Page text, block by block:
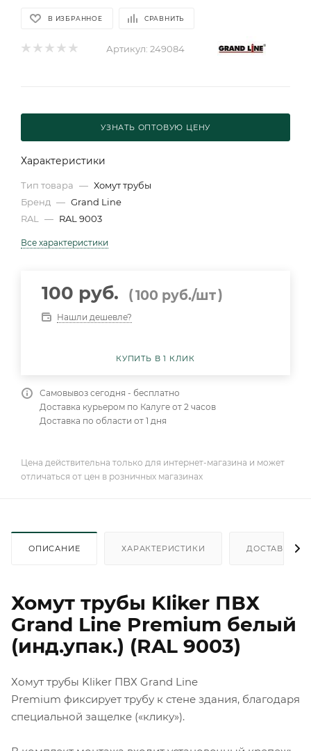
В ИЗБРАННОЕ СРАВНИТЬ
Артикул: 249084
УЗНАТЬ ОПТОВУЮ ЦЕНУ
Характеристики
Тип товара — Хомут трубы
Бренд — Grand Line
RAL
— RAL 9003
Все характеристики
100 руб. (100 руб./шт)
Нашли дешевле?
КУПИТЬ В 1 КЛИК
Самовывоз сегодня - бесплатно
Доставка курьером по Калуге от 2 часов
Доставка по области от 1 дня
Цена действительна только для интернет-магазина и может
отличаться от цен в розничных магазинах
ОПИСАНИЕ ХАРАКТЕРИСТИКИ ДОСТАВКА
Хомут трубы Kliker ПВХ
Grand Line Premium белый
(инд.упак.) (RAL 9003)
Хомут трубы Kliker ПВХ Grand Line
Premium фиксирует трубу к стене здания, благодаря
специальной защелке («клику»).